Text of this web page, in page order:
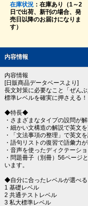
在庫状況：在庫あり（1～2
日で出荷、新刊の場合、発
売日以降のお届けになりま
す）
内容情報
内容情報
[日販商品データベースより]
長文対策に必要なこと「ぜんぶ
標準レベルを確実に押さえる！
◆特長◆
・さまざまなタイプの設問が
・細かい文構造の解説で英文
・「文法事項の整理」で英文
・語句リストの復習で語彙力
・音声を使ったディクテーシ
・問題冊子（別冊）56ページ
います。
◆自分に合ったレベルが選べ
1 基礎レベル
2 共通テストレベル
3 私大標準レベル